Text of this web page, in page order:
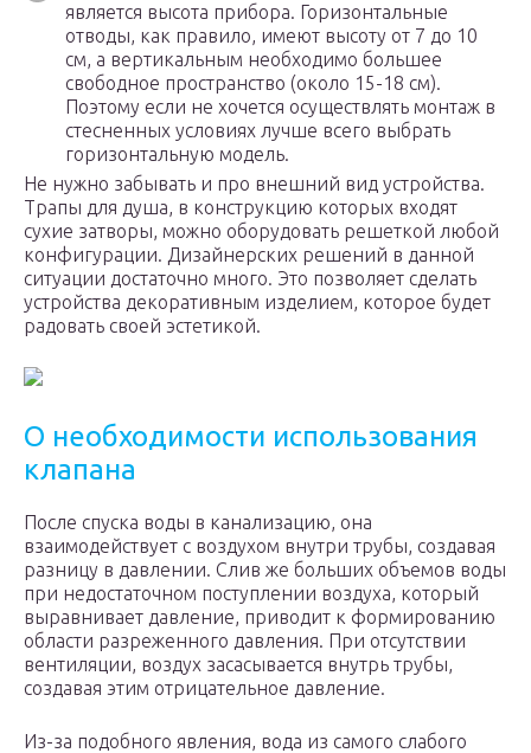
является высота прибора. Горизонтальные
отводы, как правило, имеют высоту от 7 до 10
см, а вертикальным необходимо большее
свободное пространство (около 15-18 см).
Поэтому если не хочется осуществлять монтаж в
стесненных условиях лучше всего выбрать
горизонтальную модель.
Не нужно забывать и про внешний вид устройства.
Трапы для душа, в конструкцию которых входят
сухие затворы, можно оборудовать решеткой любой
конфигурации. Дизайнерских решений в данной
ситуации достаточно много. Это позволяет сделать
устройства декоративным изделием, которое будет
радовать своей эстетикой.
О необходимости использования
клапана
После спуска воды в канализацию, она
взаимодействует с воздухом внутри трубы, создавая
разницу в давлении. Слив же больших объемов воды
при недостаточном поступлении воздуха, который
выравнивает давление, приводит к формированию
области разреженного давления. При отсутствии
вентиляции, воздух засасывается внутрь трубы,
создавая этим отрицательное давление.
Из-за подобного явления, вода из самого слабого